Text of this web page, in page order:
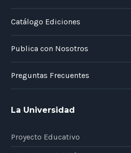
Catálogo Ediciones
Publica con Nosotros
Preguntas Frecuentes
La Universidad
Proyecto Educativo